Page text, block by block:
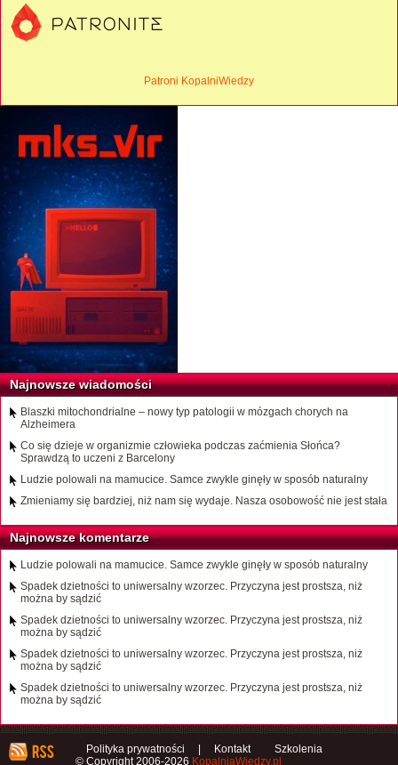
Patroni KopalniWiedzy
Najnowsze wiadomości
Blaszki mitochondrialne – nowy typ patologii w mózgach chorych na
Alzheimera
Co się dzieje w organizmie człowieka podczas zaćmienia Słońca?
Sprawdzą to uczeni z Barcelony
Ludzie polowali na mamucice. Samce zwykle ginęły w sposób naturalny
Zmieniamy się bardziej, niż nam się wydaje. Nasza osobowość nie jest stała
Najnowsze komentarze
Ludzie polowali na mamucice. Samce zwykle ginęły w sposób naturalny
Spadek dzietności to uniwersalny wzorzec. Przyczyna jest prostsza, niż
można by sądzić
Spadek dzietności to uniwersalny wzorzec. Przyczyna jest prostsza, niż
można by sądzić
Spadek dzietności to uniwersalny wzorzec. Przyczyna jest prostsza, niż
można by sądzić
Spadek dzietności to uniwersalny wzorzec. Przyczyna jest prostsza, niż
można by sądzić
Polityka prywatności Kontakt
Szkolenia
© Copyright 2006-2026 KopalniaWiedzy.pl